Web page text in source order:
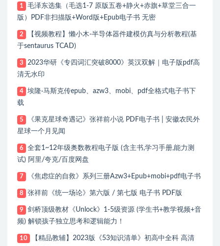
1
毛泽东选集（毛选1-7 原版五卷+静火+赤旗+草堂三合一
版）PDF非扫描版+Word版+Epub电子书 无密
2
【视频教程】懒小木-半导体器件建模仿真与分析教程(基
于sentaurus TCAD)
3
2023华研《专四词汇突破8000》英汉双解｜电子版pdf高
清无水印
4
埃隆·马斯克传epub、azw3、mobi、pdf全格式电子书下
载
5
《果克星球奇遇记》张祥前小说 PDF电子书 | 安徽农民外
星球一个月见闻
6
全套1~12年级奥数教程电子版 (含主书,学习手册,能力测
试) 阿里/夸克/百度网盘
7 《焦虑症的自救》系列三册Azw3+Epub+mobi+pdf电子书
8 张祥前《统一场论》第六版 / 第七版 电子书 PDF版
9
剑桥顶级教材《Unlock》1-5级资源 (学生书+教学视频+音
频) 解锁孩子独立思考和逻辑能力！
10
【精品教辅】2023版《53知识清单》初高中全科 高清